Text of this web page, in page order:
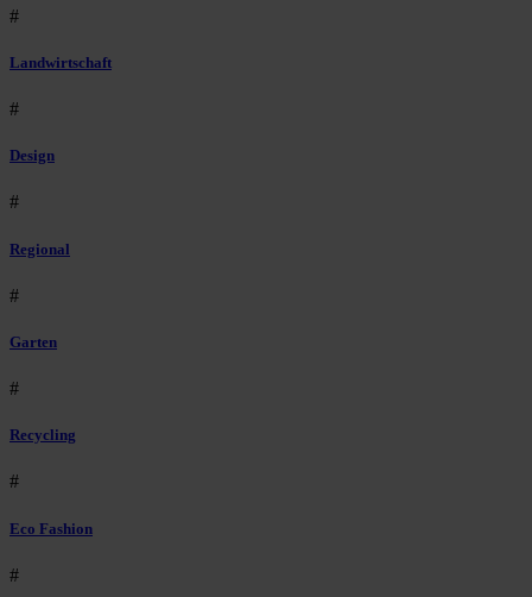
#
Landwirtschaft
#
Design
#
Regional
#
Garten
#
Recycling
#
Eco Fashion
#